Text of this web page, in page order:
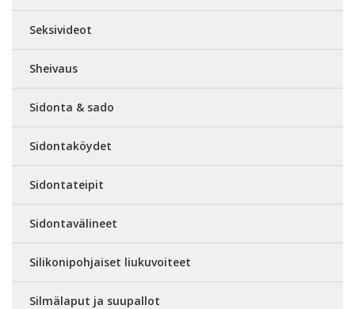
Seksivideot
Sheivaus
Sidonta & sado
Sidontaköydet
Sidontateipit
Sidontavälineet
Silikonipohjaiset liukuvoiteet
Silmälaput ja suupallot